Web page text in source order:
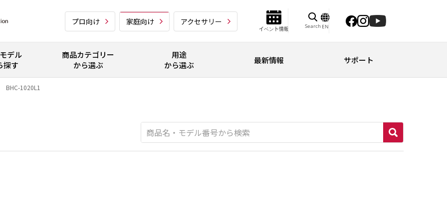
プロ向け 家庭向け アクセサリー
イベント情報 Search EN
デル
探す
商品カテゴリー
から選ぶ
用途
から選ぶ
最新情報 サポート
BHC-1020L1